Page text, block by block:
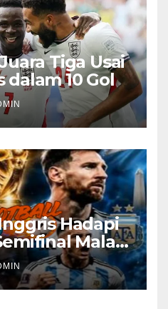
Tiga Usai
dalam 10 Gol
Hadapi
Malam